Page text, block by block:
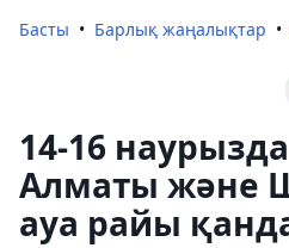
Басты Барлық жаңалықтар
14-16
Алматы және
ауа райы